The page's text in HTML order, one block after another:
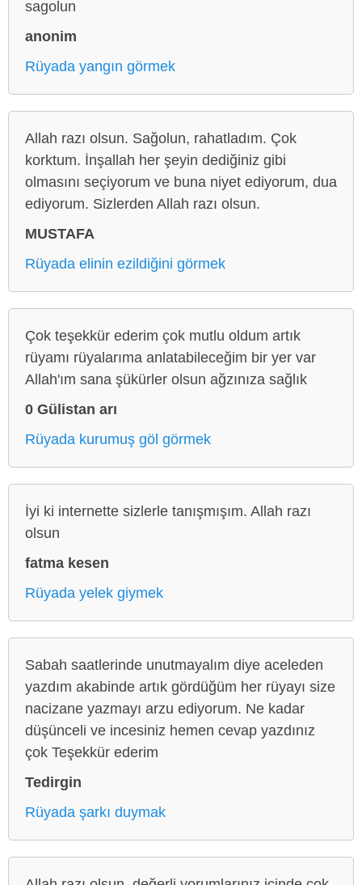
sagolun
anonim
Rüyada yangın görmek
Allah razı olsun. Sağolun, rahatladım. Çok
korktum. İnşallah her şeyin dediğiniz gibi
olmasını seçiyorum ve buna niyet ediyorum, dua
ediyorum. Sizlerden Allah razı olsun.
MUSTAFA
Rüyada elinin ezildiğini görmek
Çok teşekkür ederim çok mutlu oldum artık
rüyamı rüyalarıma anlatabileceğim bir yer var
Allah'ım sana şükürler olsun ağzınıza sağlık
0 Gülistan arı
Rüyada kurumuş göl görmek
İyi ki internette sizlerle tanışmışım. Allah razı
olsun
fatma kesen
Rüyada yelek giymek
Sabah saatlerinde unutmayalım diye aceleden
yazdım akabinde artık gördüğüm her rüyayı size
nacizane yazmayı arzu ediyorum. Ne kadar
düşünceli ve incesiniz hemen cevap yazdınız
çok Teşekkür ederim
Tedirgin
Rüyada şarkı duymak